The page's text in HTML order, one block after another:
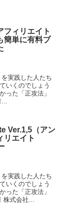
フィリエイト
簡単に有料ブ
実践した人たち
いくのでしょう
った「正攻法」
...
Ver.1,5（アン
リエイト
実践した人たち
いくのでしょう
った「正攻法」
株式会社...